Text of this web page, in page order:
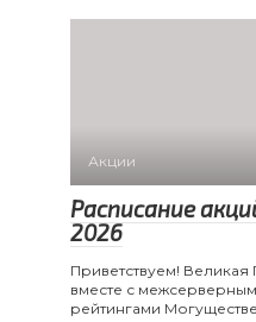
Акции
Расписание
2026
Приветствуем! Великая
вместе с
рейтингами